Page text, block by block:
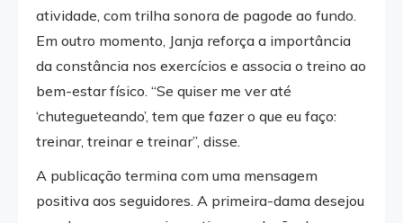
atividade, com trilha sonora de pagode ao fundo.
Em outro momento, Janja reforça a importância
da constância nos exercícios e associa o treino ao
bem-estar físico. “Se quiser me ver até
‘chutegueteando’, tem que fazer o que eu faço:
treinar, treinar e treinar”, disse.
A publicação termina com uma mensagem
positiva aos seguidores. A primeira-dama desejou